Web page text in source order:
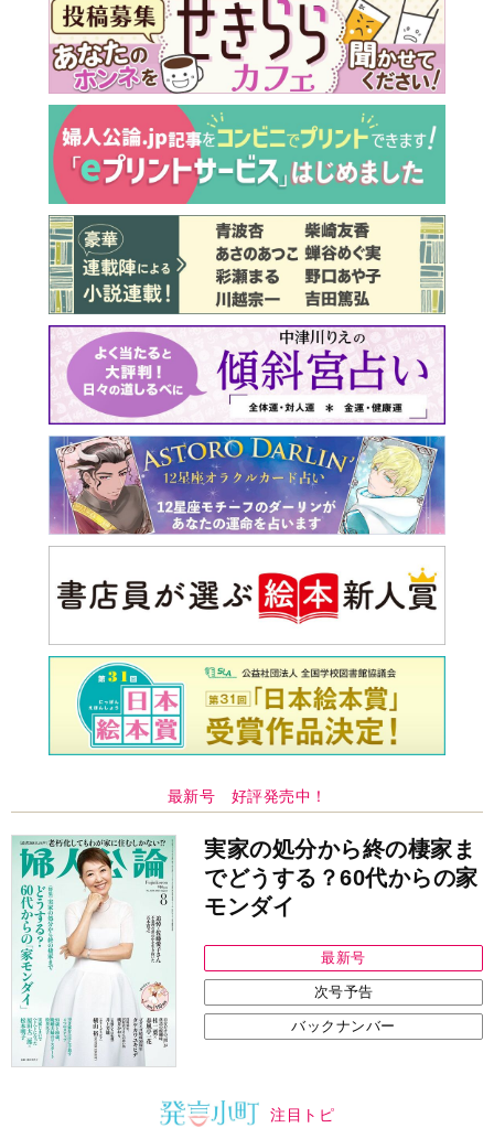
最新号 好評発売中！
実家の処分から終の棲家ま
でどうする？60代からの家
モンダイ
最新号
次号予告
バックナンバー
注目トピ